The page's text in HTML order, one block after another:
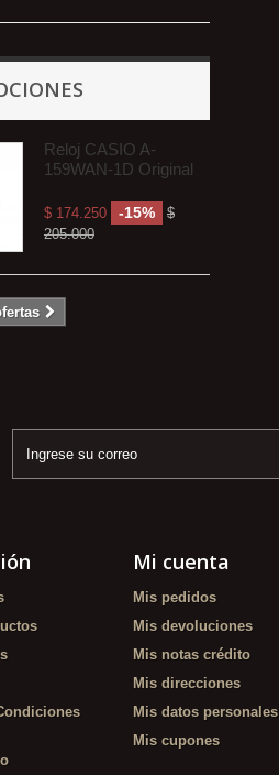
Reloj CASIO A-
159WAN-1D Original
$ 174.250 -15%
$
205.000
Mi cuenta
Mis pedidos
Mis devoluciones
Mis notas crédito
Mis direcciones
Mis datos personales
Mis cupones